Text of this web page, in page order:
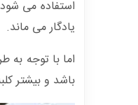
استفاده می
یادگار می ماند.
اما با توجه به
باشد و بیشتر